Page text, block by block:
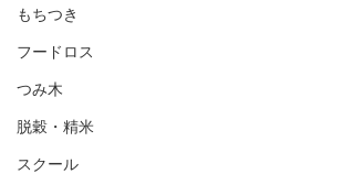
もちつき
フードロス
つみ木
脱穀・精米
スクール